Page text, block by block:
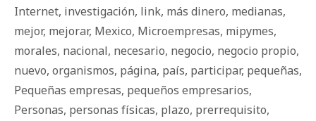
Internet, investigación, link, más dinero, medianas,
mejor, mejorar, Mexico, Microempresas, mipymes,
morales, nacional, necesario, negocio, negocio propio,
nuevo, organismos, página, país, participar, pequeñas,
Pequeñas empresas, pequeños empresarios,
Personas, personas físicas, plazo, prerrequisito,